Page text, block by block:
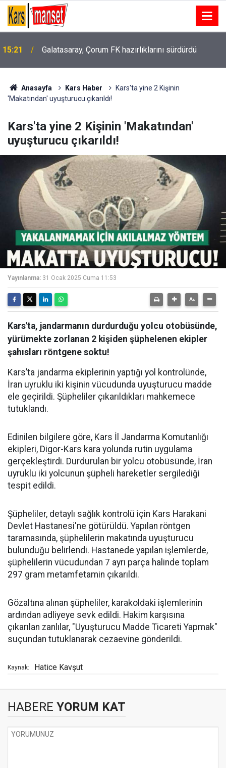
15:21 Galatasaray, Çorum FK hazırlıklarını sürdürdü
15:17
sürücülere zor anlar yaşattı
Anasayfa Kars Haber
Kars'ta yine 2 Kişinin
'Makatından' uyuşturucu çıkarıldı!
Kars'ta yine 2 Kişinin 'Makatından'
uyuşturucu çıkarıldı!
Yayınlanma: 31 Ocak 2025 Cuma 11:53
Kars'ta, jandarmanın durdurduğu yolcu otobüsünde,
yürümekte zorlanan 2 kişiden şüphelenen ekipler
şahısları röntgene soktu!
Kars’ta jandarma ekiplerinin yaptığı yol kontrolünde,
İran uyruklu iki kişinin vücudunda uyuşturucu madde
ele geçirildi. Şüpheliler çıkarıldıkları mahkemece
tutuklandı.
Edinilen bilgilere göre, Kars İl Jandarma Komutanlığı
ekipleri, Digor-Kars kara yolunda rutin uygulama
gerçekleştirdi. Durdurulan bir yolcu otobüsünde, İran
uyruklu iki yolcunun şüpheli hareketler sergilediği
tespit edildi.
Şüpheliler, detaylı sağlık kontrolü için Kars Harakani
Devlet Hastanesi'ne götürüldü. Yapılan röntgen
taramasında, şüphelilerin makatında uyuşturucu
bulunduğu belirlendi. Hastanede yapılan işlemlerde,
şüphelilerin vücudundan 7 ayrı parça halinde toplam
297 gram metamfetamin çıkarıldı.
Gözaltına alınan şüpheliler, karakoldaki işlemlerinin
ardından adliyeye sevk edildi. Hakim karşısına
çıkarılan zanlılar, "Uyuşturucu Madde Ticareti Yapmak"
suçundan tutuklanarak cezaevine gönderildi.
Kaynak: Hatice Kavşut
HABERE YORUM KAT